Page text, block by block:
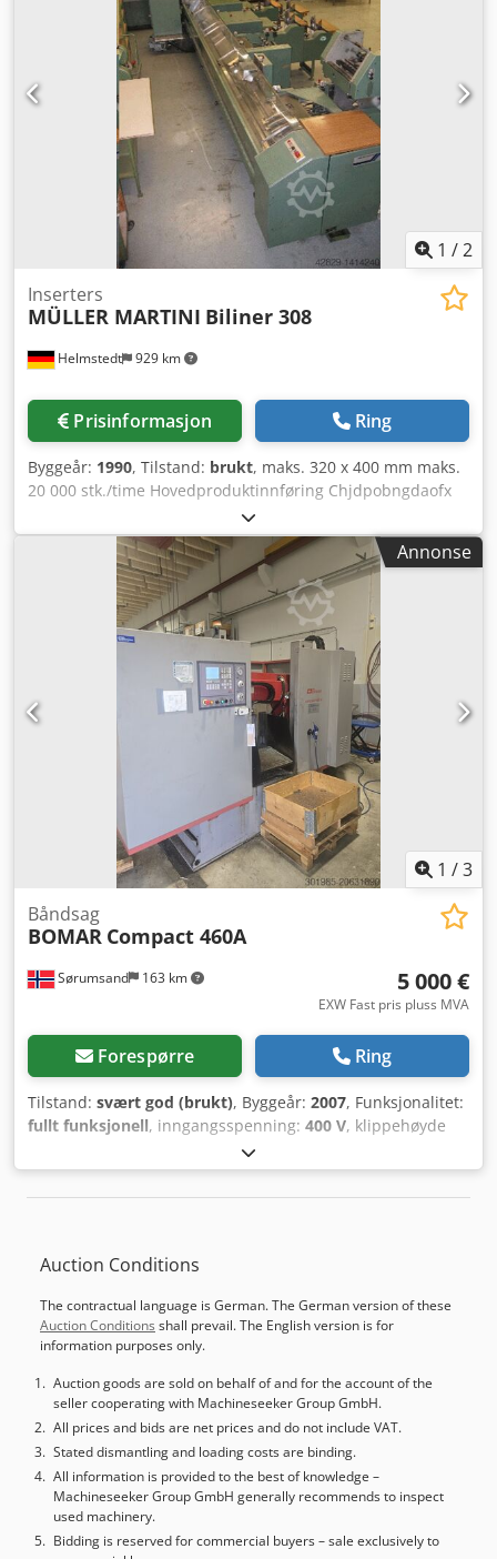
1 /2
Helmstedt 929 km
Inserters
MÜLLER MARTINI Biliner 308
Prisinformasjon Ring
Byggeår: 1990, Tilstand: brukt, maks. 320 x 400 mm maks.
20 000 stk./time Hovedproduktinnføring Chjdpobngdaofx
Ai Aea Sugemunnstykksstasjon Fingeråpning 2
tandemproduktinnføringsstasjoner
Annonse
1 /3
Sørumsand 163 km
Båndsag
BOMAR Compact 460A
5 000 €
EXW Fast pris pluss MVA
Forespørre Ring
Tilstand: svært god (brukt), Byggeår: 2007, Funksjonalitet:
fullt funksjonell, inngangsspenning: 400 V, klippehøyde
, kuttebredde (maks.):
Skjæreområde rundt stål ved 90°:460 mm, slagslengde:
600 mm, Bomar Compact 460A Cjdpfexzymwex Ai Aoha
Auction Conditions
The contractual language is German. The German version of these
Auction Conditions shall prevail. The English version is for
information purposes only.
Auction goods are sold on behalf of and for the account of the
seller cooperating with Machineseeker Group GmbH.
All prices and bids are net prices and do not include VAT.
Stated dismantling and loading costs are binding.
All information is provided to the best of knowledge –
Machineseeker Group GmbH generally recommends to inspect
used machinery.
Bidding is reserved for commercial buyers – sale exclusively to